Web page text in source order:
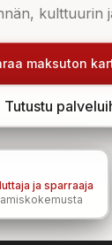
kulttuurin
maksuton
Tutustu
ja sparraaja